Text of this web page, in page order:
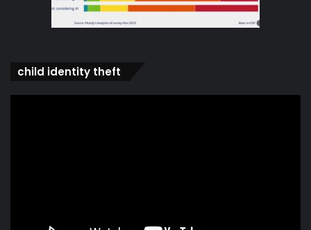
child identity theft